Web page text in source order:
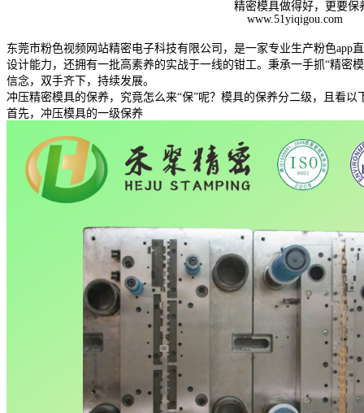
精密模具做得好，更要保养
www.51yiqigou.com
东莞市粉色视频网站精密电子科技有限公司，是一家专业生产粉色app
设计能力，还拥有一批高素养的实战于一线的钳工。秉承一手抓“精密
信念，双手齐下，持续发展。
冲压精密模具的保养，究竟怎么来“保”呢？模具的保养分二级，且看以
首先，冲压模具的一级保养